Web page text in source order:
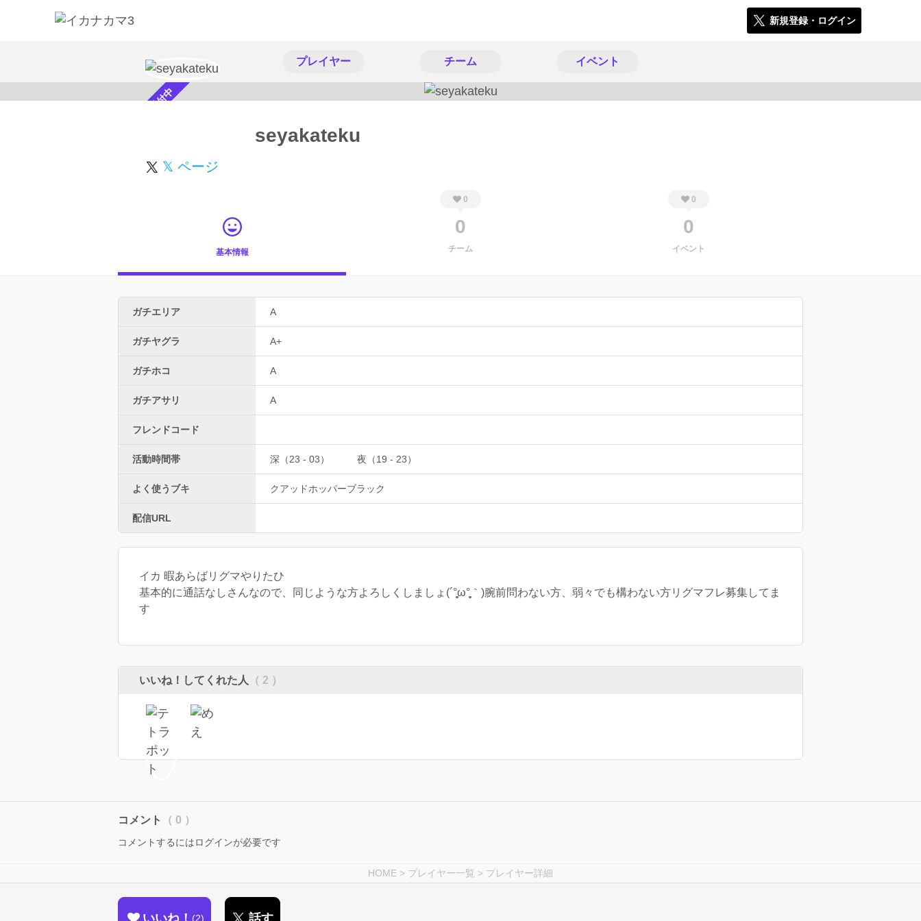
新規登録・ログイン
プレイヤー チーム イベント
スカウト受付中 seyakateku
𝕏 ページ
基本情報
0
0
チーム
0
0
イベント
ガチエリア A
ガチヤグラ A+
ガチホコ A
ガチアサリ A
フレンドコード
活動時間帯 深（23 - 03） 夜（19 - 23）
よく使うブキ クアッドホッパーブラック
配信URL
イカ 暇あらばリグマやりたひ
基本的に通話なしさんなので、同じような方よろしくしましょ(´°̥̥̥ω°̥̥̥｀)腕前問わない方、弱々でも構わない方リグマフレ募集してま
す
いいね！してくれた人 （ 2 ）
コメント （ 0 ）
コメントするにはログインが必要です
HOME > プレイヤー一覧 > プレイヤー詳細
いいね！ 2 話す